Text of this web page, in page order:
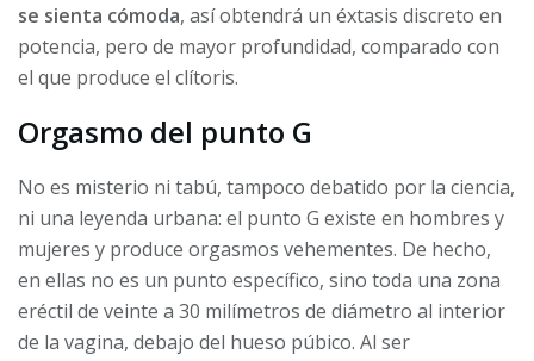
se sienta cómoda, así obtendrá un éxtasis discreto en
potencia, pero de mayor profundidad, comparado con
el que produce el clítoris.
Orgasmo del punto G
No es misterio ni tabú, tampoco debatido por la ciencia,
ni una leyenda urbana: el punto G existe en hombres y
mujeres y produce orgasmos vehementes. De hecho,
en ellas no es un punto específico, sino toda una zona
eréctil de veinte a 30 milímetros de diámetro al interior
de la vagina, debajo del hueso púbico. Al ser